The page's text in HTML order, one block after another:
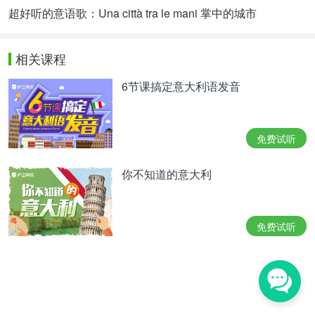
超好听的意语歌：Una città tra le mani 掌中的城市
相关课程
6节课搞定意大利语发音
免费试听
你不知道的意大利
免费试听